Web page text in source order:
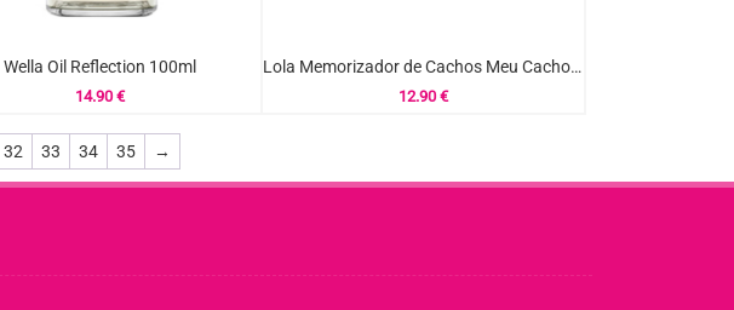
Wella Oil Reflection 100ml
14.90 €
Lola Memorizador de Cachos Meu Cacho Minha Vida 500ml
12.90 €
32 33 34 35 →